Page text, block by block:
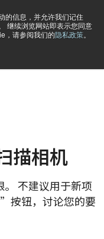
的信息，并允许我们记住
继续浏览网站即表示您同意
，请参阅我们的隐私政策。
描相机
不建议用于新项
按钮，讨论您的要